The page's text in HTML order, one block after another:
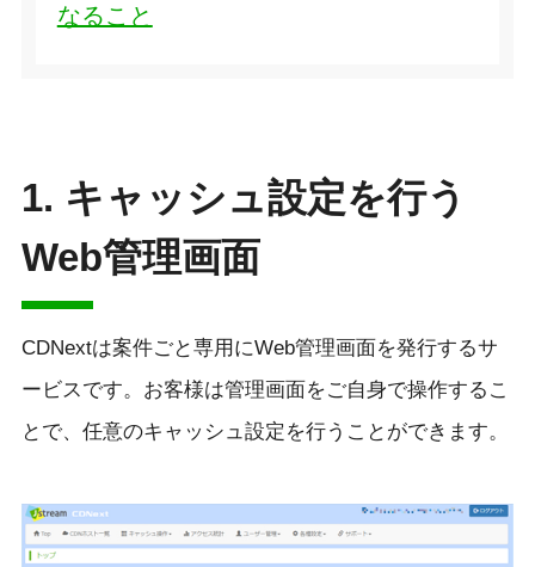
なること
1. キャッシュ設定を行う
Web管理画面
CDNextは案件ごと専用にWeb管理画面を発行するサ
ービスです。お客様は管理画面をご自身で操作するこ
とで、任意のキャッシュ設定を行うことができます。